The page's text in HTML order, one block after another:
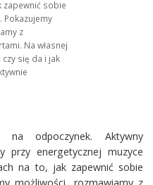
zapewnić sobie
Pokazujemy
z
Na własnej
się da i jak
odpoczynek. Aktywny
przy energetycznej muzyce
na to, jak zapewnić sobie